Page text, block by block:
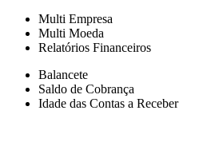
Multi Empresa
Multi Moeda
Relatórios Financeiros
Balancete
Saldo de Cobrança
Idade das Contas a Receber